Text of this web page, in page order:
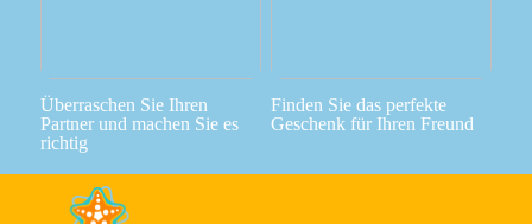
Überraschen Sie Ihren
Partner und machen Sie es
richtig
Finden Sie das perfekte
Geschenk für Ihren Freund